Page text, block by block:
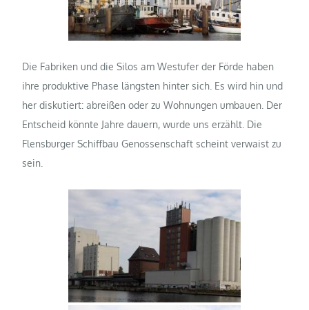
Die Fabriken und die Silos am Westufer der Förde haben
ihre produktive Phase längsten hinter sich. Es wird hin und
her diskutiert: abreißen oder zu Wohnungen umbauen. Der
Entscheid könnte Jahre dauern, wurde uns erzählt. Die
Flensburger Schiffbau Genossenschaft scheint verwaist zu
sein.